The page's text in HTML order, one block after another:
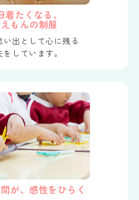
着たくなる、
もんの制服
い出として心に残る
をしています。
が、感性をひらく